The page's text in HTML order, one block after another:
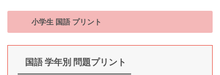
小学生 国語 プリント
国語 学年別 問題プリント